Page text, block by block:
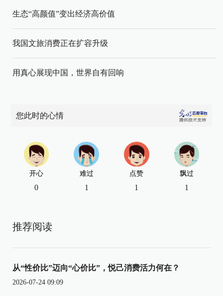
生态“高颜值”变出经济高价值
我国文旅消费正在扩容升级
用真心展现中国，世界自有回响
您此时的心情
开心
0
难过
1
点赞
1
飘过
1
推荐阅读
从“性价比”迈向“心价比”，悦己消费活力何在？
2026-07-24 09:09